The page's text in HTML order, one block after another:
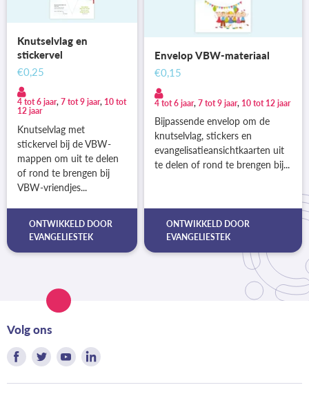
Knutselvlag en
stickervel
€0,25
4 tot 6 jaar, 7 tot 9 jaar, 10 tot
12 jaar
Knutselvlag met
stickervel bij de VBW-
mappen om uit te delen
of rond te brengen bij
VBW-vriendjes...
ONTWIKKELD DOOR
EVANGELIESTEK
Envelop VBW-materiaal
€0,15
4 tot 6 jaar, 7 tot 9 jaar, 10 tot 12 jaar
Bijpassende envelop om de
knutselvlag, stickers en
evangelisatieansichtkaarten uit
te delen of rond te brengen bij...
ONTWIKKELD DOOR
EVANGELIESTEK
Volg ons
Vind Vind Vind Vind